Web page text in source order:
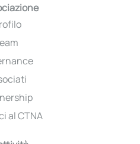
al CTNA